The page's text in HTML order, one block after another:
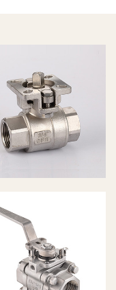
2PC高平台
leyu171.com
2000
3000WOG三
片式球阀